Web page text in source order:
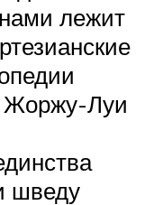
лежит
Жоржу-Луи
шведу